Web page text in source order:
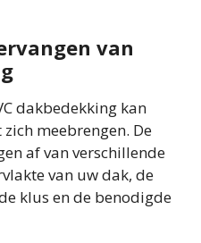
van
dakbedekking kan
meebrengen. De
af van verschillende
van uw dak, de
klus en de benodigde